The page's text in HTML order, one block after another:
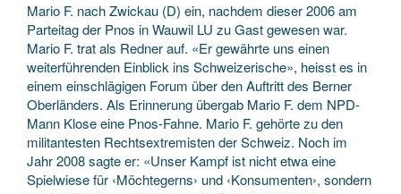
Mario F. nach Zwickau (D) ein, nachdem dieser 2006 am
Parteitag der Pnos in Wauwil LU zu Gast gewesen war.
Mario F. trat als Redner auf. «Er gewährte uns einen
weiterführenden Einblick ins Schweizerische», heisst es in
einem einschlägigen Forum über den Auftritt des Berner
Oberländers. Als Erinnerung übergab Mario F. dem NPD-
Mann Klose eine Pnos-Fahne. Mario F. gehörte zu den
militantesten Rechtsextremisten der Schweiz. Noch im
Jahr 2008 sagte er: «Unser Kampf ist nicht etwa eine
Spielwiese für ‹Möchtegerns› und ‹Konsumenten›, sondern